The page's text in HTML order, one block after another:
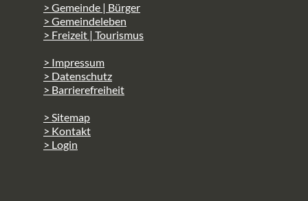
> Gemeinde | Bürger
> Gemeindeleben
> Freizeit | Tourismus
> Impressum
> Datenschutz
> Barrierefreiheit
> Sitemap
> Kontakt
> Login